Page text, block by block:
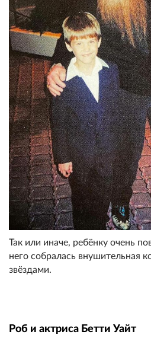
Так или иначе, ребёнку очень
него собралась внушительная
звёздами.
Роб и актриса Бетти Уайт